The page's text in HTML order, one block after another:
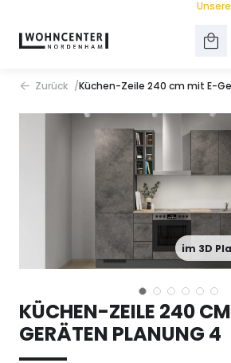
Unsere
Zurück Küchen-Zeile 240 cm mit E-
im 3D
KÜCHEN-ZEILE 240
GERÄTEN PLANUNG 4